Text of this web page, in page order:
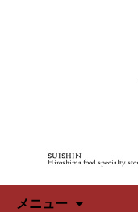
広島、中
心】のブ
メニュー